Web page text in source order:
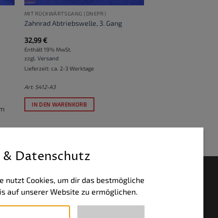
MIT RÜCKWÄRTSGANG (DNEPR)
Zahnrad Abtriebswelle, 3. Gang
32,99€
Enthält 19% MwSt.
zzgl. Versand
Lieferzeit: ca. 2-3 Werktage
Art: S412-A3
IN DEN WARENKORB
PayPal Visa MasterCard
Bank
& Datenschutz
nutzt Cookies, um dir das bestmögliche
auf unserer Website zu ermöglichen.